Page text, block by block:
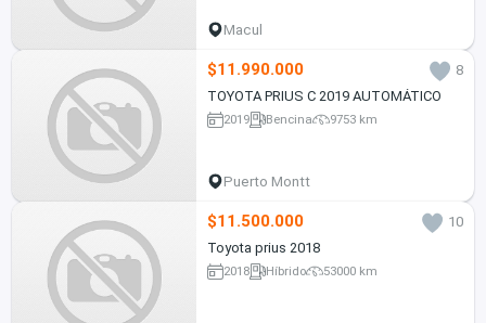
Macul
$11.990.000
8
TOYOTA PRIUS C 2019 AUTOMÁTICO
2019 Bencina 9753 km
Puerto Montt
$11.500.000
10
Toyota prius 2018
2018 Híbrido 53000 km